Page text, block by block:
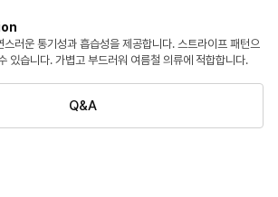
스러운 통기성과 흡습성을 제공합니다. 스트라이프 패턴으
있습니다. 가볍고 부드러워 여름철 의류에 적합합니다.
Q&A